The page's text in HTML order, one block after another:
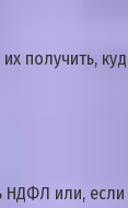
пoлyчить,
или,